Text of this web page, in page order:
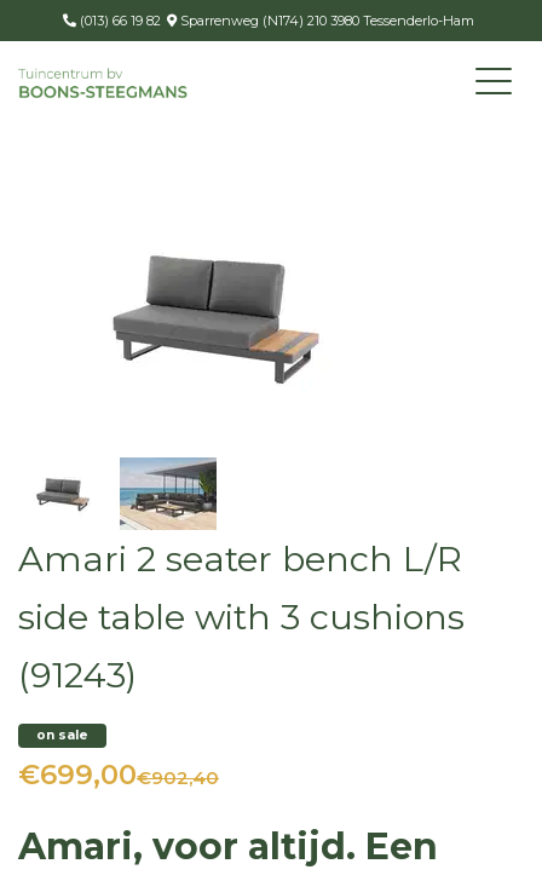
(013) 66 19 82 Sparrenweg (N174) 210 3980 Tessenderlo-Ham
Amari 2 seater bench L/R
side table with 3 cushions
(91243)
on sale
€699,00€902,40
Amari, voor altijd. Een